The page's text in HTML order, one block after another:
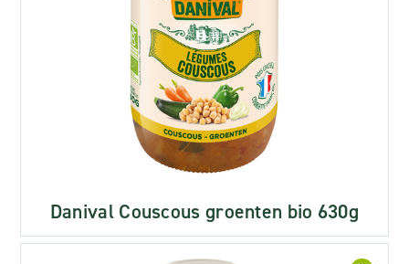
Danival Couscous groenten bio 630g